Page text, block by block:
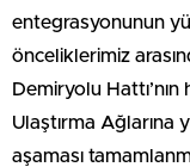
entegrasyonunun
önceliklerimiz
Demiryolu
Ulaştırma Ağlarına
aşaması